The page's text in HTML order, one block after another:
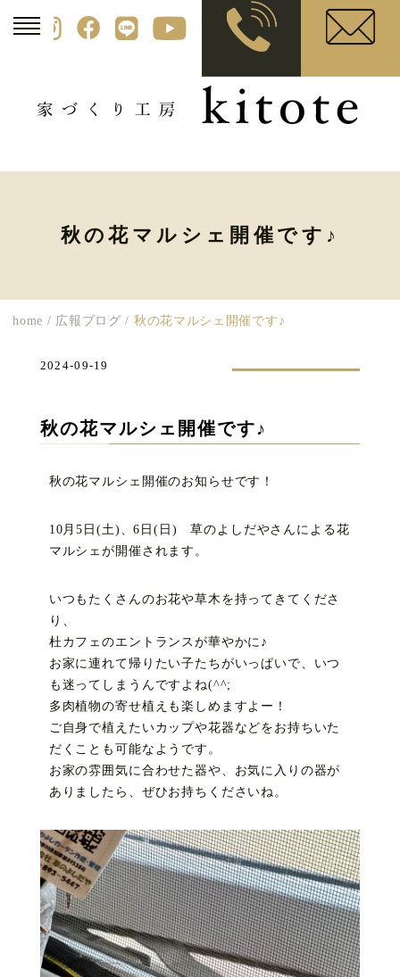
秋の花マルシェ開催です♪
home / 広報ブログ / 秋の花マルシェ開催です♪
秋の花マルシェ開催です♪
2024-09-19
秋の花マルシェ開催のお知らせです！
10月5日(土)、6日(日) 草のよしだやさんによる花
マルシェが開催されます。
いつもたくさんのお花や草木を持ってきてくださ
り、
杜カフェのエントランスが華やかに♪
お家に連れて帰りたい子たちがいっぱいで、いつ
も迷ってしまうんですよね(^^;
多肉植物の寄せ植えも楽しめますよー！
ご自身で植えたいカップや花器などをお持ちいた
だくことも可能なようです。
お家の雰囲気に合わせた器や、お気に入りの器が
ありましたら、ぜひお持ちくださいね。